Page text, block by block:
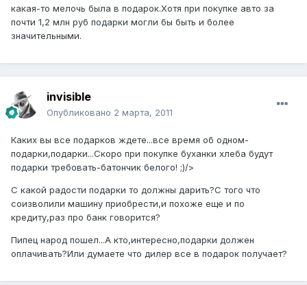
какая-то мелочь была в подарок.Хотя при покупке авто за
почти 1,2 млн руб подарки могли бы быть и более
значительными.
invisible
Опубликовано 2 марта, 2011
Каких вы все подарков ждете...все время об одном-
подарки,подарки...Скоро при покупке буханки хлеба будут
подарки требовать-батончик белого! ;)/>
С какой радости подарки то должны дарить?С того что
соизволили машину приобрести,и похоже еще и по
кредиту,раз про банк говорится?
Пипец народ пошел...А кто,интересно,подарки должен
оплачивать?Или думаете что дилер все в подарок получает?